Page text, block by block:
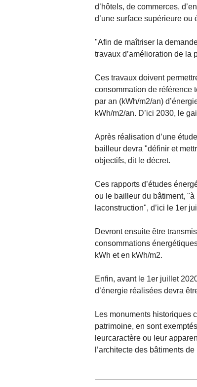
d’hôtels, de commerces,
d’une surface supérieure
"Afin de maîtriser la
travaux d’amélioration de la
Ces travaux doivent
consommation de référence
par an (kWh/m2/an)
kWh/m2/an. D’ici 2030, le
Après réalisation d’une
bailleur devra "définir et
objectifs, dit le décret.
Ces rapports d’études
ou le bailleur du bâtiment,
laconstruction", d’ici le 1er
Devront ensuite être
consommations
kWh et en kWh/m2.
Enfin, avant le 1er juillet
d’énergie réalisées devra
Les monuments historiques
patrimoine, en sont
leurcaractère ou leur
l’architecte des bâtiments de